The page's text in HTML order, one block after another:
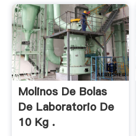
Molinos De Bolas
De Laboratorio De
10 Kg .